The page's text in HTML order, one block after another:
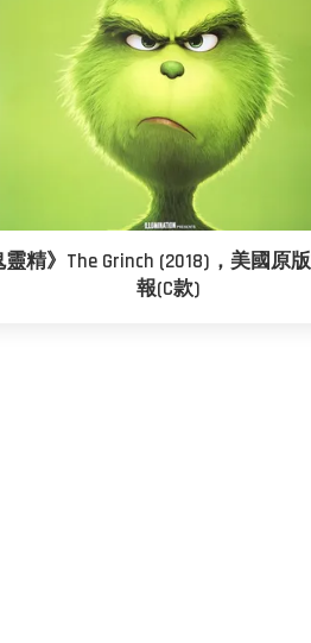
靈精》The Grinch (2018)，美國原
報(C款)